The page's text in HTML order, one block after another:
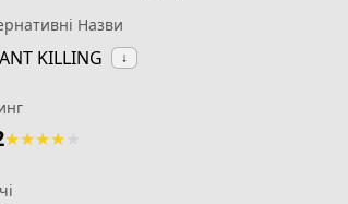
Назви
KILLING ↓
★★★★